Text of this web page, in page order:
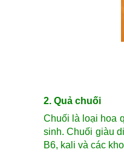
2. Quả chuối
Chuối là loại hoa
sinh. Chuối giàu
B6, kali và các